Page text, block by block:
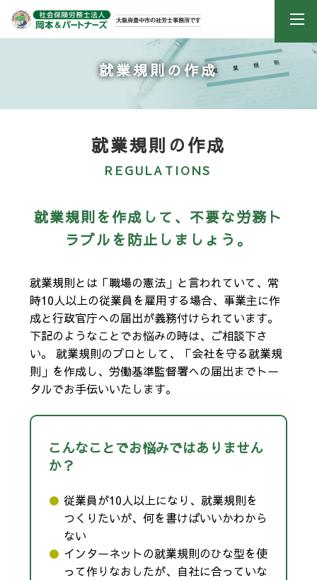
就業規則の作成
就業規則の作成
REGULATIONS
就業規則を作成して、不要な労務ト
ラブルを防止しましょう。
就業規則とは「職場の憲法」と言われていて、常
時10人以上の従業員を雇用する場合、事業主に作
成と行政官庁への届出が義務付けられています。
下記のようなことでお悩みの時は、ご相談下さ
い。 就業規則のプロとして、「会社を守る就業規
則」を作成し、労働基準監督署への届出までトー
タルでお手伝いいたします。
こんなことでお悩みではありません
か？
従業員が10人以上になり、就業規則を
つくりたいが、何を書けばいいかわから
ない
インターネットの就業規則のひな型を使
って作りなおしたが、自社に合っていな